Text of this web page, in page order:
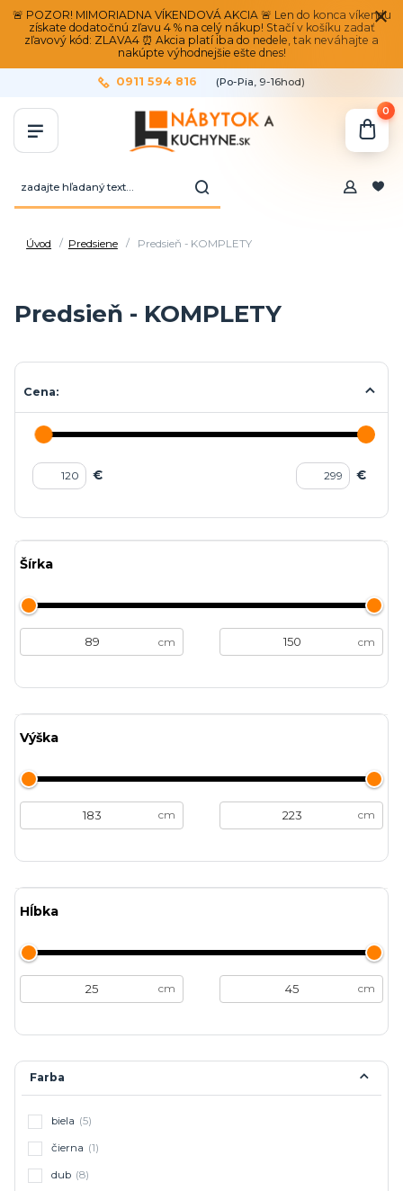
🚨 POZOR! MIMORIADNA VÍKENDOVÁ AKCIA 🚨 Len do konca víkendu
získate dodatočnú zľavu 4 % na celý nákup! Stačí v košíku zadať
zľavový kód: ZLAVA4 ⏰ Akcia platí iba do nedele, tak neváhajte a
nakúpte výhodnejšie ešte dnes!
0911 594 816 (Po-Pia, 9-16hod)
0
Úvod Predsiene Predsieň - KOMPLETY
Predsieň - KOMPLETY
Cena:
€ €
Šírka
cm cm
Výška
cm cm
Hĺbka
cm cm
Farba
biela (5)
čierna (1)
dub (8)